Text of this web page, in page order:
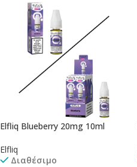
Elfliq Blueberry 20mg 10ml
Elfliq
Διαθέσιμο